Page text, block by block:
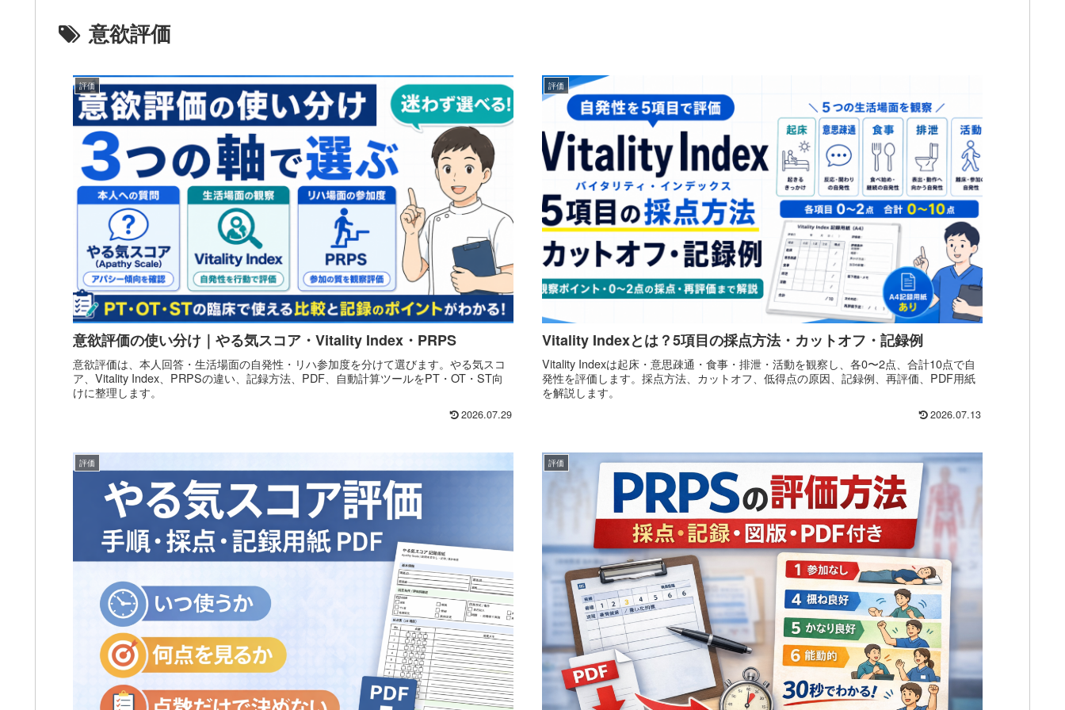
意欲評価
評価
意欲評価の使い分け｜やる気スコア・Vitality Index・PRPS
意欲評価は、本人回答・生活場面の自発性・リハ参加度を分けて選びます。やる気スコ
ア、Vitality Index、PRPSの違い、記録方法、PDF、自動計算ツールをPT・OT・ST向
けに整理します。
2026.07.29
評価
Vitality Indexとは？5項目の採点方法・カットオフ・記録例
Vitality Indexは起床・意思疎通・食事・排泄・活動を観察し、各0〜2点、合計10点で自
発性を評価します。採点方法、カットオフ、低得点の原因、記録例、再評価、PDF用紙
を解説します。
2026.07.13
評価 評価